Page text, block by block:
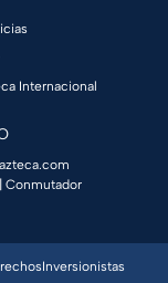
Internacional
| Conmutador
Inversionistas